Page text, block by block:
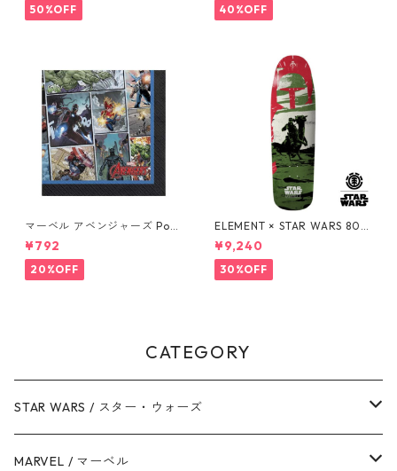
50%OFF 40%OFF
マーベル アベンジャーズ Pow
ers Unite 16pcペーパーナプ
キン MARVEL 紙ナプキン Ave
ngers
¥792
20%OFF
ELEMENT × STAR WARS 80S
BOBA FETT SKATEBOARD D
ECK ボバ・フェット スケート
ボードデッキ エレメント スタ
ー・ウォーズ
¥9,240
30%OFF
CATEGORY
STAR WARS / スター・ウォーズ
ダース・ベイダー
MARVEL / マーベル